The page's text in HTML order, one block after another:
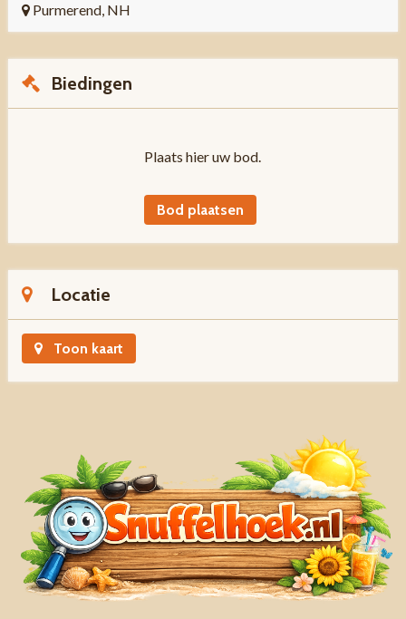
Purmerend, NH
Biedingen
Plaats hier uw bod.
Bod plaatsen
Locatie
Toon kaart